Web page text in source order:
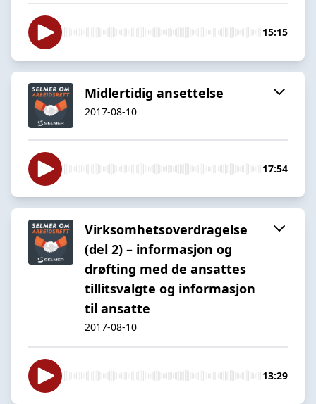
15:15
Midlertidig ansettelse
2017-08-10
17:54
Virksomhetsoverdragelse
(del 2) – informasjon og
drøfting med de ansattes
tillitsvalgte og informasjon
til ansatte
2017-08-10
13:29